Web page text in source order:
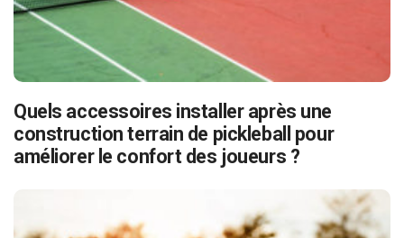
Quels accessoires installer après une
construction terrain de pickleball pour
améliorer le confort des joueurs ?